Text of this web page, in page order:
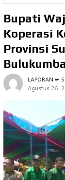
Bupati
Koperasi
Provinsi
Bulukumba
LAPORAN ➨
Agustus 26,